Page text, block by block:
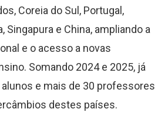
Coreia do Sul, Portugal,
Singapura e China, ampliando a
e o acesso a novas
Somando 2024 e 2025, já
e mais de 30 professores
destes países.